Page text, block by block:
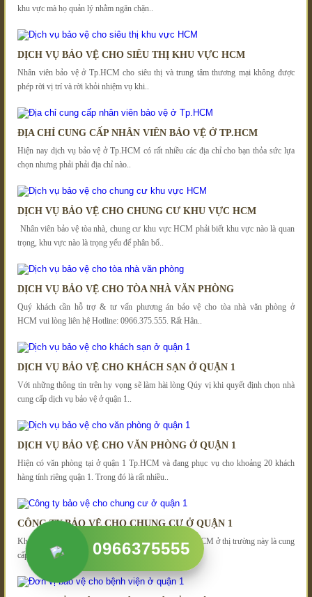
khu vực mà họ quản lý nhằm ngăn chặn..
DỊCH VỤ BẢO VỆ CHO SIÊU THỊ KHU VỰC HCM
Nhân viên bảo vệ ở Tp.HCM cho siêu thị và trung tâm thương mại không được
phép rời vị trí và rời khỏi nhiệm vụ khi..
ĐỊA CHỈ CUNG CẤP NHÂN VIÊN BẢO VỆ Ở TP.HCM
Hiện nay dịch vụ bảo vệ ở Tp.HCM có rất nhiều các địa chỉ cho bạn thỏa sức lựa
chọn nhưng phải phải địa chỉ nào..
DỊCH VỤ BẢO VỆ CHO CHUNG CƯ KHU VỰC HCM
Nhân viên bảo vệ tòa nhà, chung cư khu vực HCM phải biết khu vực nào là quan
trọng, khu vực nào là trọng yếu để phân bố..
DỊCH VỤ BẢO VỆ CHO TÒA NHÀ VĂN PHÒNG
Quý khách cần hỗ trợ & tư vấn phương án bảo vệ cho tòa nhà văn phòng ở
HCM vui lòng liên hệ Hotline: 0966.375.555. Rất Hân..
DỊCH VỤ BẢO VỆ CHO KHÁCH SẠN Ở QUẬN 1
Với những thông tin trên hy vọng sẽ làm hài lòng Qúy vị khi quyết định chọn nhà
cung cấp dịch vụ bảo vệ ở quận 1..
DỊCH VỤ BẢO VỆ CHO VĂN PHÒNG Ở QUẬN 1
Hiện có văn phòng tại ở quận 1 Tp.HCM và đang phục vụ cho khoảng 20 khách
hàng tính riêng quận 1. Trong đó là rất nhiều..
CÔNG TY BẢO VỆ CHO CHUNG CƯ Ở QUẬN 1
Khách hàng mục tiêu của cong ty bao ve ở quận 1 Tp.HCM ở thị trường này là cung
cấp các gói dịch vụ về bảo vệ tòa nhà,..
0966375555